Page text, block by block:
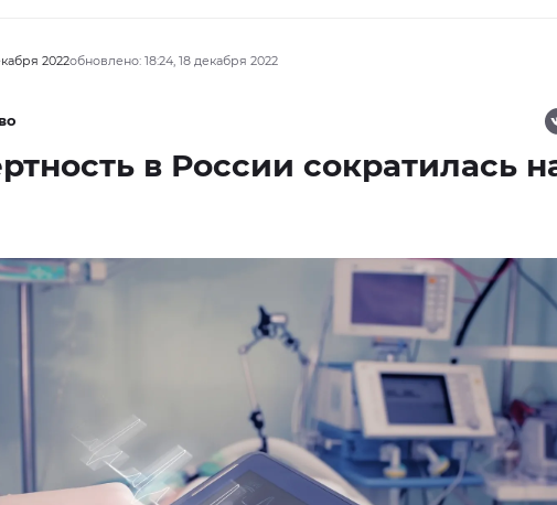
2022обновлено: 18:24, 18 декабря 2022
в России сократилась